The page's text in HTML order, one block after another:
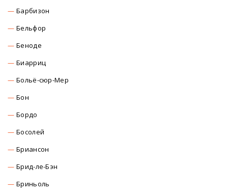
Барбизон
Бельфор
Беноде
Биарриц
Больё-сюр-Мер
Бон
Бордо
Босолей
Бриансон
Брид-ле-Бэн
Бриньоль